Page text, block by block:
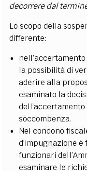
decorrere dal
Lo scopo della
differente:
la possibilità di
aderire alla
esaminato la
soccombenza.
Nel condono
d’impugnazione
funzionari
esaminare le